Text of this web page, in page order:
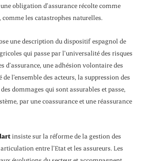
obligation d’assurance récolte comme
comme les catastrophes naturelles.
une description du dispositif espagnol de
qui passe par l’universalité des risques
d’assurance, une adhésion volontaire des
l’ensemble des acteurs, la suppression des
dommages qui sont assurables et passe,
par une coassurance et une réassurance
insiste sur la réforme de la gestion des
entre l’Etat et les assureurs. Les